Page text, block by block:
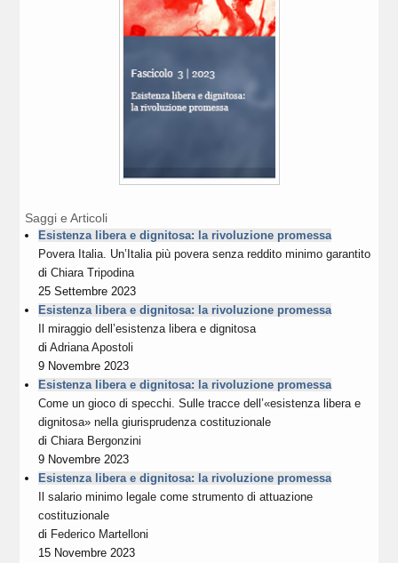
Saggi e Articoli
Esistenza libera e dignitosa: la rivoluzione promessa
Povera Italia. Un’Italia più povera senza reddito minimo garantito
diChiara Tripodina
25 Settembre 2023
Esistenza libera e dignitosa: la rivoluzione promessa
Il miraggio dell’esistenza libera e dignitosa
diAdriana Apostoli
9 Novembre 2023
Esistenza libera e dignitosa: la rivoluzione promessa
Come un gioco di specchi. Sulle tracce dell’«esistenza libera e
dignitosa» nella giurisprudenza costituzionale
diChiara Bergonzini
9 Novembre 2023
Esistenza libera e dignitosa: la rivoluzione promessa
Il salario minimo legale come strumento di attuazione
costituzionale
di Federico Martelloni
15 Novembre 2023